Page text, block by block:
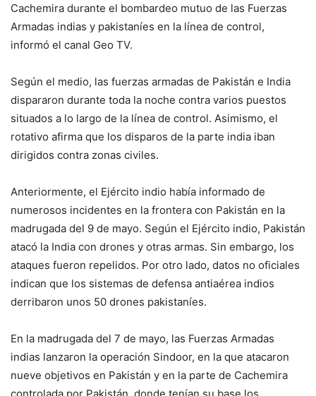
Cachemira durante el bombardeo mutuo de las Fuerzas
Armadas indias y pakistaníes en la línea de control,
informó el canal Geo TV.
Según el medio, las fuerzas armadas de Pakistán e India
dispararon durante toda la noche contra varios puestos
situados a lo largo de la línea de control. Asimismo, el
rotativo afirma que los disparos de la parte india iban
dirigidos contra zonas civiles.
Anteriormente, el Ejército indio había informado de
numerosos incidentes en la frontera con Pakistán en la
madrugada del 9 de mayo. Según el Ejército indio, Pakistán
atacó la India con drones y otras armas. Sin embargo, los
ataques fueron repelidos. Por otro lado, datos no oficiales
indican que los sistemas de defensa antiaérea indios
derribaron unos 50 drones pakistaníes.
En la madrugada del 7 de mayo, las Fuerzas Armadas
indias lanzaron la operación Sindoor, en la que atacaron
nueve objetivos en Pakistán y en la parte de Cachemira
controlada por Pakistán, donde tenían su base los